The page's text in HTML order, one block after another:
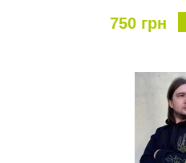
750 грн